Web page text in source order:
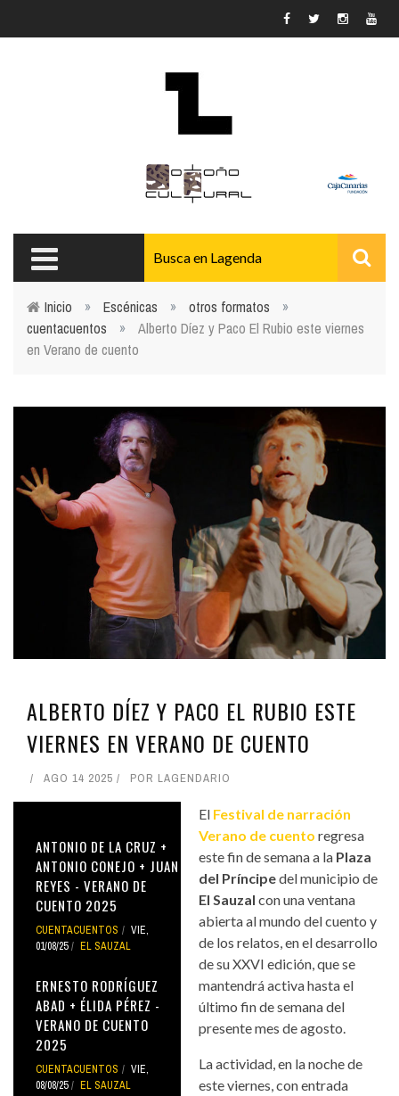
Usted está aquí
Inicio » Escénicas » otros formatos
»
cuentacuentos
»
Alberto Díez y Paco El Rubio este viernes
en Verano de cuento
ALBERTO DÍEZ Y PACO EL RUBIO ESTE
VIERNES EN VERANO DE CUENTO
AGO 14 2025 POR LAGENDARIO
ANTONIO DE LA CRUZ +
ANTONIO CONEJO + JUAN
REYES - VERANO DE
CUENTO 2025
CUENTACUENTOS
VIE,
01/08/25
EL SAUZAL
ERNESTO RODRÍGUEZ
ABAD + ÉLIDA PÉREZ -
VERANO DE CUENTO
2025
CUENTACUENTOS
VIE,
08/08/25
EL SAUZAL
El Festival de narración
Verano de cuento regresa
este fin de semana a la Plaza
del Príncipedel municipio de
El Sauzal con una ventana
abierta al mundo del cuento y
de los relatos, en el desarrollo
de su XXVI edición, que se
mantendrá activa hasta el
último fin de semana del
presente mes de agosto.
La actividad, en la noche de
este viernes, con entrada